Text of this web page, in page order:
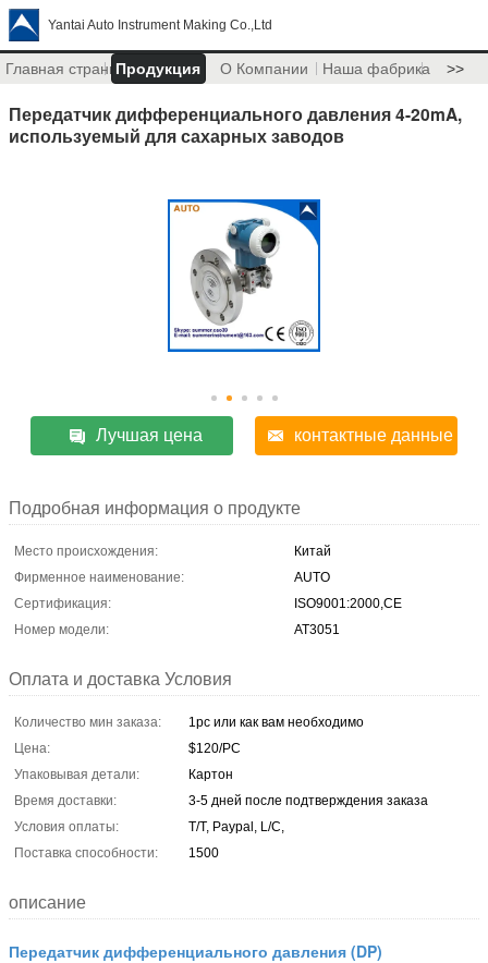
Yantai Auto Instrument Making Co.,Ltd
Главная страницаПродукция О Компании Наша фабрика >>
Передатчик дифференциального давления 4-20mA,
используемый для сахарных заводов
Лучшая цена контактные данные
Подробная информация о продукте
Место происхождения:
Китай
Фирменное наименование:
AUTO
Сертификация:
ISO9001:2000,CE
Номер модели:
AT3051
Оплата и доставка Условия
Количество мин заказа:
1pc или как вам необходимо
Цена:
$120/PC
Упаковывая детали:
Картон
Время доставки:
3-5 дней после подтверждения заказа
Условия оплаты:
T/T, Paypal, L/C,
Поставка способности:
1500
описание
Передатчик дифференциального давления (DP)